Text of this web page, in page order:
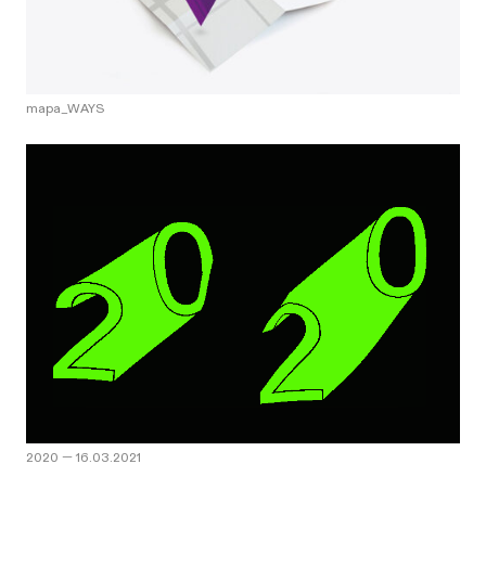
mapa_WAYS
2020 —16.03.2021